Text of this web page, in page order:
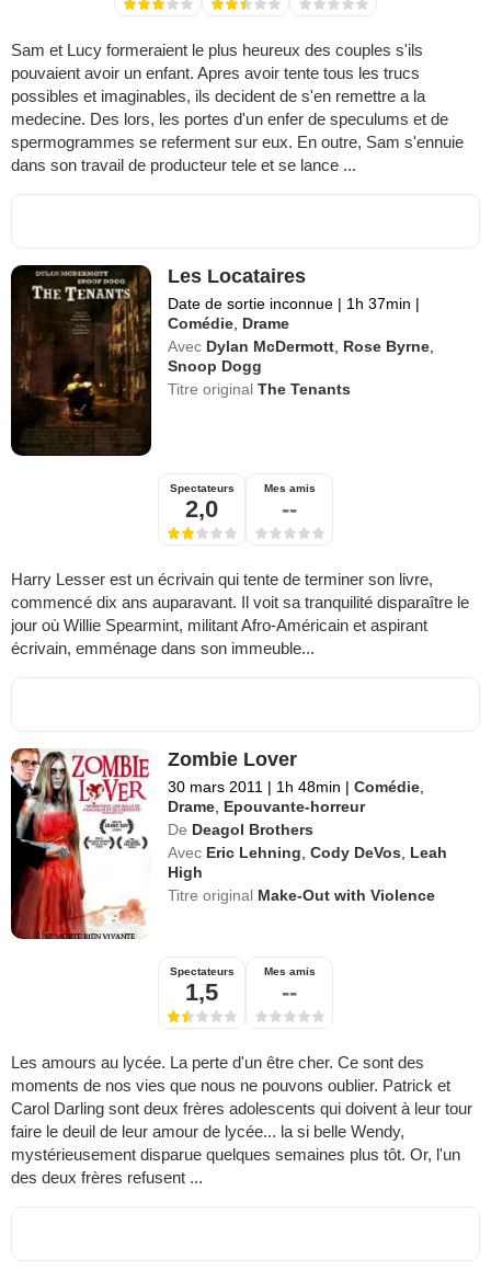
Sam et Lucy formeraient le plus heureux des couples s'ils
pouvaient avoir un enfant. Apres avoir tente tous les trucs
possibles et imaginables, ils decident de s'en remettre a la
medecine. Des lors, les portes d'un enfer de speculums et de
spermogrammes se referment sur eux. En outre, Sam s'ennuie
dans son travail de producteur tele et se lance ...
Les Locataires
Date de sortie inconnue | 1h 37min |
Comédie Drame
Avec Dylan McDermott Rose Byrne
Snoop Dogg
Titre originalThe Tenants
Spectateurs
2,0
Mes amis
--
Harry Lesser est un écrivain qui tente de terminer son livre,
commencé dix ans auparavant. Il voit sa tranquilité disparaître le
jour où Willie Spearmint, militant Afro-Américain et aspirant
écrivain, emménage dans son immeuble...
Zombie Lover
30 mars 2011 | 1h 48min | Comédie
Drame Epouvante-horreur
De Deagol Brothers
Avec Eric Lehning ,Cody DeVos
Leah
High
Titre original Make-Out with Violence
Spectateurs
1,5
Mes amis
--
Les amours au lycée. La perte d'un être cher. Ce sont des
moments de nos vies que nous ne pouvons oublier. Patrick et
Carol Darling sont deux frères adolescents qui doivent à leur tour
faire le deuil de leur amour de lycée... la si belle Wendy,
mystérieusement disparue quelques semaines plus tôt. Or, l'un
des deux frères refusent ...